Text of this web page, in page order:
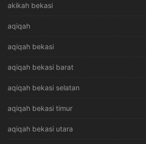
akikah bekasi
aqiqah
aqiqah bekasi
aqiqah bekasi barat
aqiqah bekasi selatan
aqiqah bekasi timur
aqiqah bekasi utara